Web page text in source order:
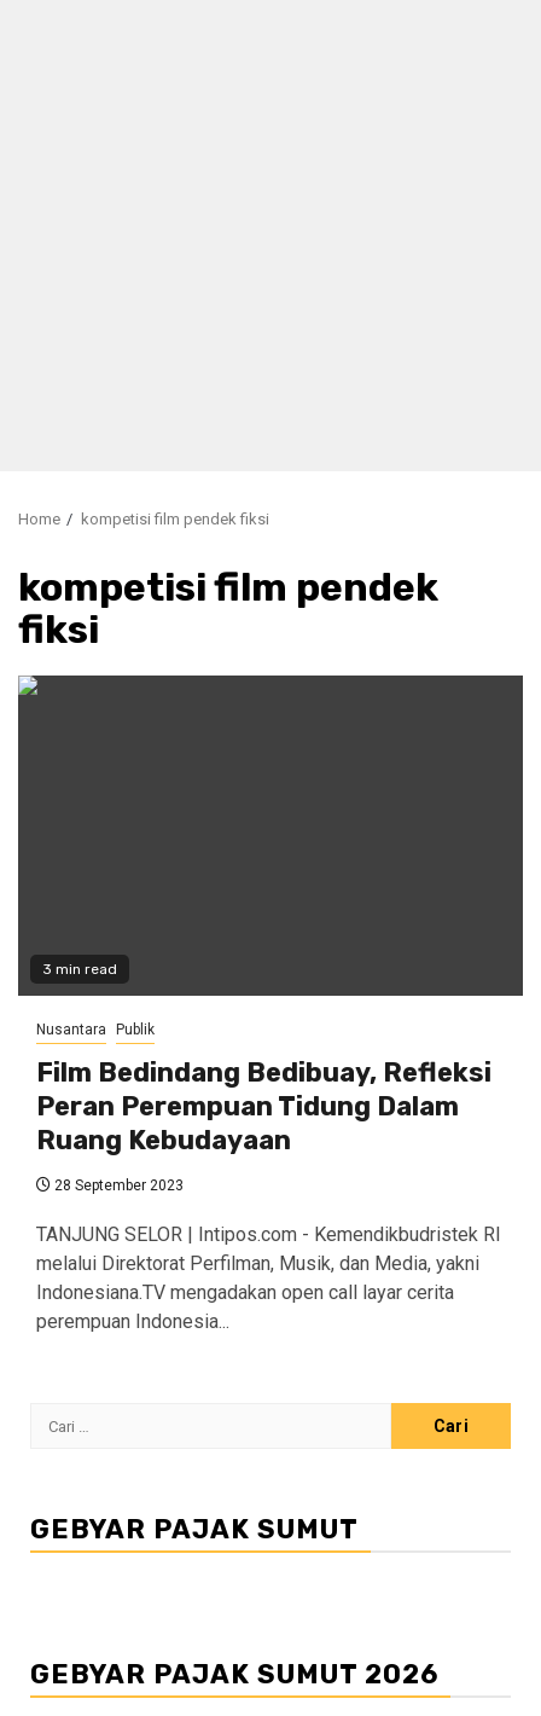
Home kompetisi film pendek fiksi
kompetisi film pendek
fiksi
3 min read
Nusantara Publik
Film Bedindang Bedibuay, Refleksi
Peran Perempuan Tidung Dalam
Ruang Kebudayaan
28 September 2023
TANJUNG SELOR | Intipos.com - Kemendikbudristek RI
melalui Direktorat Perfilman, Musik, dan Media, yakni
Indonesiana.TV mengadakan open call layar cerita
perempuan Indonesia...
Cari
GEBYAR PAJAK SUMUT
GEBYAR PAJAK SUMUT 2026